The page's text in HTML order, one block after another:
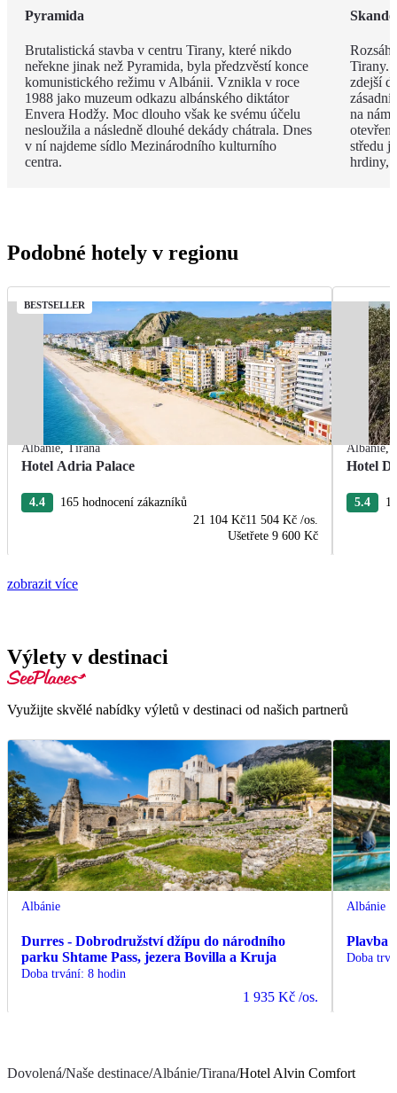
Pyramida
Brutalistická stavba v centru Tirany, které nikdo
neřekne jinak než Pyramida, byla předzvěstí konce
komunistického režimu v Albánii. Vznikla v roce
1988 jako muzeum odkazu albánského diktátor
Envera Hodžy. Moc dlouho však ke svému účelu
nesloužila a následně dlouhé dekády chátrala. Dnes
v ní najdeme sídlo Mezinárodního kulturního
centra.
Tirany.
zdejší
na
středu
hrdiny,
Podobné hotely v regionu
BESTSELLER
Albánie,Tirana
Hotel Adria Palace
4.4
165 hodnocení zákazníků
21 104 Kč11 504 Kč /os.
Ušetřete 9 600 Kč
Albánie,
Hotel
5.4
zobrazit více
Výlety v destinaci
Využijte skvělé nabídky výletů v destinaci od našich partnerů
Albánie
Durres - Dobrodružství džípu do národního
parku Shtame Pass, jezera Bovilla a Kruja
Doba trvání: 8 hodin
1 935 Kč /os.
Albánie
Plavba
Doba
Dovolená/Naše destinace/Albánie/Tirana/Hotel Alvin Comfort